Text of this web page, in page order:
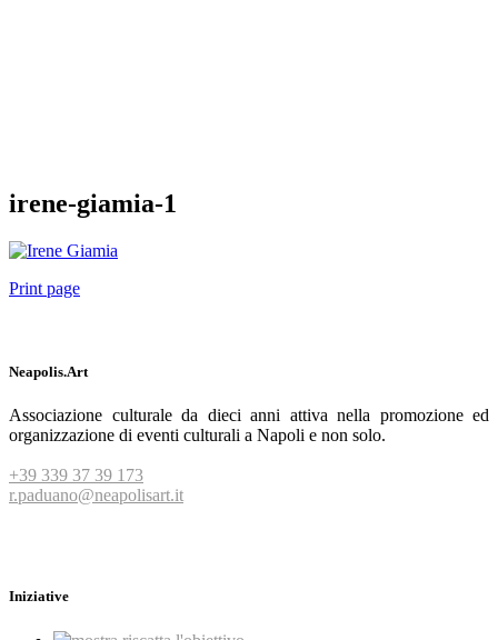
irene-giamia-1
Print page
Neapolis.Art
Associazione culturale da dieci anni attiva nella promozione ed
organizzazione di eventi culturali a Napoli e non solo.
+39 339 37 39 173
r.paduano@neapolisart.it
Iniziative